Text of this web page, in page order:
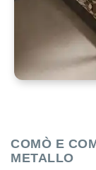
COMÒ E
METALLO